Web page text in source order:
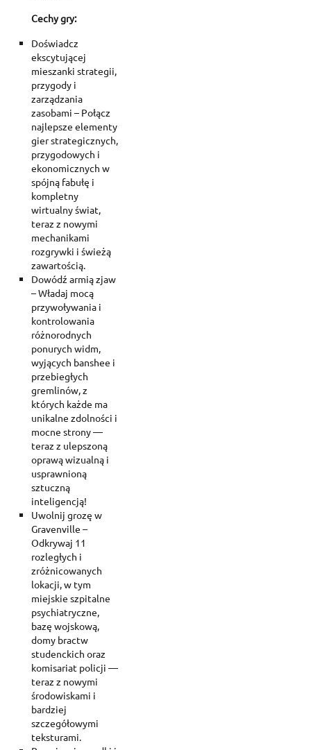
Cechy gry:
Doświadcz
ekscytującej
mieszanki strategii,
przygody i
zarządzania
zasobami – Połącz
najlepsze elementy
gier strategicznych,
przygodowych i
ekonomicznych w
spójną fabułę i
kompletny
wirtualny świat,
teraz z nowymi
mechanikami
rozgrywki i świeżą
zawartością.
Dowódź armią zjaw
– Władaj mocą
przywoływania i
kontrolowania
różnorodnych
ponurych widm,
wyjących banshee i
przebiegłych
gremlinów, z
których każde ma
unikalne zdolności i
mocne strony —
teraz z ulepszoną
oprawą wizualną i
usprawnioną
sztuczną
inteligencją!
Uwolnij grozę w
Gravenville –
Odkrywaj 11
rozległych i
zróżnicowanych
lokacji, w tym
miejskie szpitalne
psychiatryczne,
bazę wojskową,
domy bractw
studenckich oraz
komisariat policji —
teraz z nowymi
środowiskami i
bardziej
szczegółowymi
teksturami.